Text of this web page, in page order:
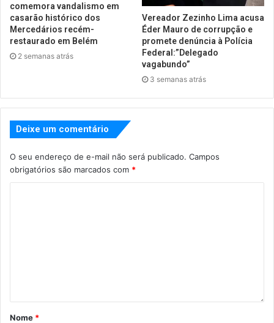
comemora vandalismo em
casarão histórico dos
Mercedários recém-
restaurado em Belém
2 semanas atrás
Vereador Zezinho Lima acusa
Éder Mauro de corrupção e
promete denúncia à Polícia
Federal:”Delegado
vagabundo”
3 semanas atrás
Deixe um comentário
O seu endereço de e-mail não será publicado. Campos
obrigatórios são marcados com *
Nome *